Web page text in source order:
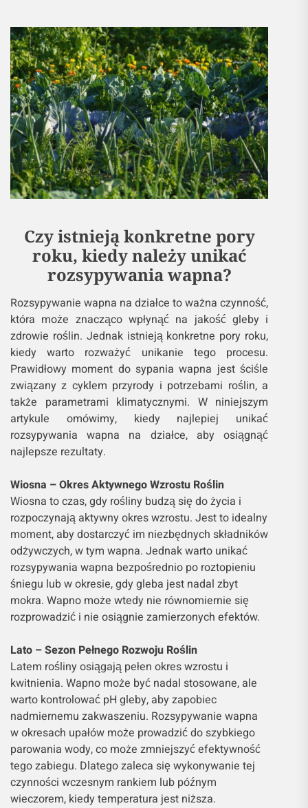
Czy istnieją konkretne pory
roku, kiedy należy unikać
rozsypywania wapna?
Rozsypywanie wapna na działce to ważna czynność,
która może znacząco wpłynąć na jakość gleby i
zdrowie roślin. Jednak istnieją konkretne pory roku,
kiedy warto rozważyć unikanie tego procesu.
Prawidłowy moment do sypania wapna jest ściśle
związany z cyklem przyrody i potrzebami roślin, a
także parametrami klimatycznymi. W niniejszym
artykule omówimy, kiedy najlepiej unikać
rozsypywania wapna na działce, aby osiągnąć
najlepsze rezultaty.
Wiosna – Okres Aktywnego Wzrostu Roślin
Wiosna to czas, gdy rośliny budzą się do życia i
rozpoczynają aktywny okres wzrostu. Jest to idealny
moment, aby dostarczyć im niezbędnych składników
odżywczych, w tym wapna. Jednak warto unikać
rozsypywania wapna bezpośrednio po roztopieniu
śniegu lub w okresie, gdy gleba jest nadal zbyt
mokra. Wapno może wtedy nie równomiernie się
rozprowadzić i nie osiągnie zamierzonych efektów.
Lato – Sezon Pełnego Rozwoju Roślin
Latem rośliny osiągają pełen okres wzrostu i
kwitnienia. Wapno może być nadal stosowane, ale
warto kontrolować pH gleby, aby zapobiec
nadmiernemu zakwaszeniu. Rozsypywanie wapna
w okresach upałów może prowadzić do szybkiego
parowania wody, co może zmniejszyć efektywność
tego zabiegu. Dlatego zaleca się wykonywanie tej
czynności wczesnym rankiem lub późnym
wieczorem, kiedy temperatura jest niższa.